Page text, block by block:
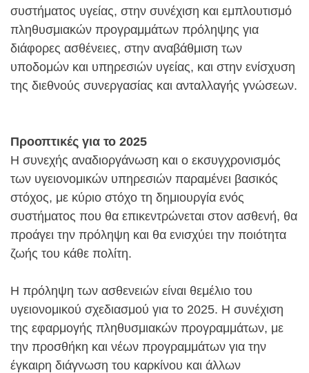
συστήματος υγείας, στην συνέχιση και εμπλουτισμό
πληθυσμιακών προγραμμάτων πρόληψης για
διάφορες ασθένειες, στην αναβάθμιση των
υποδομών και υπηρεσιών υγείας, και στην ενίσχυση
της διεθνούς συνεργασίας και ανταλλαγής γνώσεων.
Προοπτικές για το 2025
Η συνεχής αναδιοργάνωση και ο εκσυγχρονισμός
των υγειονομικών υπηρεσιών παραμένει βασικός
στόχος, με κύριο στόχο τη δημιουργία ενός
συστήματος που θα επικεντρώνεται στον ασθενή, θα
προάγει την πρόληψη και θα ενισχύει την ποιότητα
ζωής του κάθε πολίτη.
Η πρόληψη των ασθενειών είναι θεμέλιο του
υγειονομικού σχεδιασμού για το 2025. Η συνέχιση
της εφαρμογής πληθυσμιακών προγραμμάτων, με
την προσθήκη και νέων προγραμμάτων για την
έγκαιρη διάγνωση του καρκίνου και άλλων